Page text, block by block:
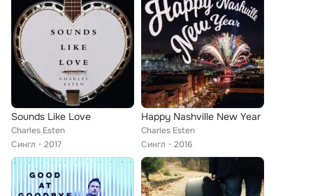
Sounds Like Love
Charles Esten
Сингл
2017
Happy Nashville New Year
Charles Esten
Сингл
2016